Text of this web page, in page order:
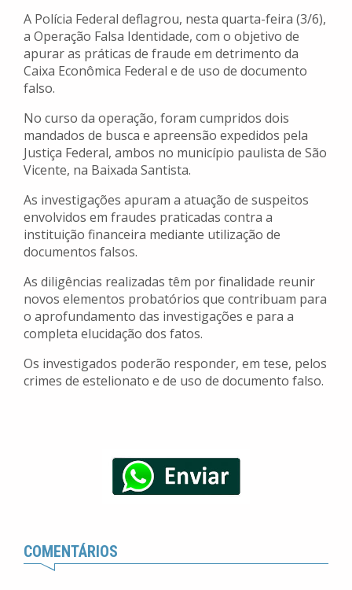
A Polícia Federal deflagrou, nesta quarta-feira (3/6),
a Operação Falsa Identidade, com o objetivo de
apurar as práticas de fraude em detrimento da
Caixa Econômica Federal e de uso de documento
falso.
No curso da operação, foram cumpridos dois
mandados de busca e apreensão expedidos pela
Justiça Federal, ambos no município paulista de São
Vicente, na Baixada Santista.
As investigações apuram a atuação de suspeitos
envolvidos em fraudes praticadas contra a
instituição financeira mediante utilização de
documentos falsos.
As diligências realizadas têm por finalidade reunir
novos elementos probatórios que contribuam para
o aprofundamento das investigações e para a
completa elucidação dos fatos.
Os investigados poderão responder, em tese, pelos
crimes de estelionato e de uso de documento falso.
COMENTÁRIOS